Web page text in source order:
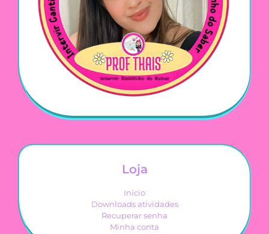
Loja
Início
Downloads atividades
Recuperar senha
Minha conta